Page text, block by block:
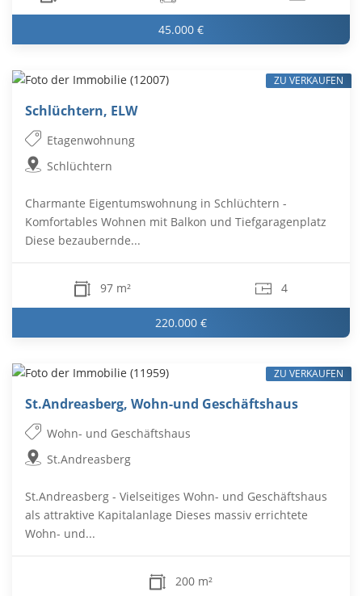
45.000 €
Schlüchtern, ELW
Etagenwohnung
Schlüchtern
Charmante Eigentumswohnung in Schlüchtern -
Komfortables Wohnen mit Balkon und Tiefgaragenplatz
Diese bezaubernde...
97 m² 4
220.000 €
ZU VERKAUFEN
St.Andreasberg, Wohn-und Geschäftshaus
Wohn- und Geschäftshaus
St.Andreasberg
St.Andreasberg - Vielseitiges Wohn- und Geschäftshaus
als attraktive Kapitalanlage Dieses massiv errichtete
Wohn- und...
200 m²
ZU VERKAUFEN